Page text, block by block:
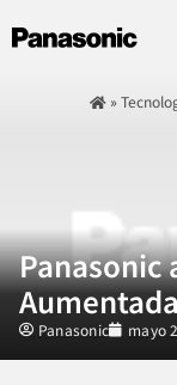
»
Panasonic
Panasonic mayo